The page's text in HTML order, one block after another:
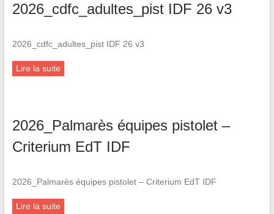
2026_cdfc_adultes_pist IDF 26 v3
2026_cdfc_adultes_pist IDF 26 v3
Lire la suite
2026_Palmarès équipes pistolet –
Criterium EdT IDF
2026_Palmarès équipes pistolet – Criterium EdT IDF
Lire la suite